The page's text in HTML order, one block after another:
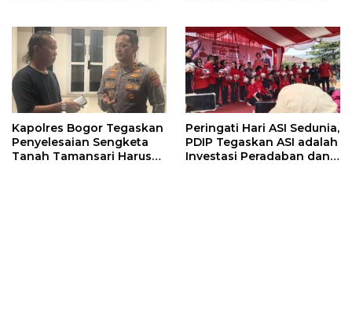
Kapolres Bogor Tegaskan
Penyelesaian Sengketa
Tanah Tamansari Harus
Peringati Hari ASI Sedunia,
PDIP Tegaskan ASI adalah
Investasi Peradaban dan